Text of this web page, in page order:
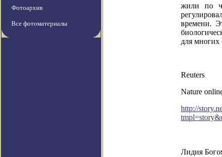
Фотоархив
Все фотоматериалы
жили по
времени.
для многих
Reuters
Nature
http://
Лидия